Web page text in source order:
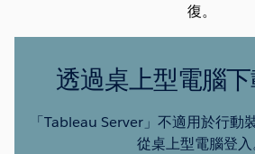
復。
透過桌上型電腦
「Tableau Server」不適用於行動
從桌上型電腦登入